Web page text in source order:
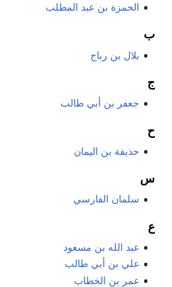
الحمزة بن عبد المطلب
ب
بلال بن رباح
ج
جعفر بن أبي طالب
ح
حذيفة بن اليمان
س
سلمان الفارسي
ع
عبد الله بن مسعود
علي بن أبي طالب
عمر بن الخطاب